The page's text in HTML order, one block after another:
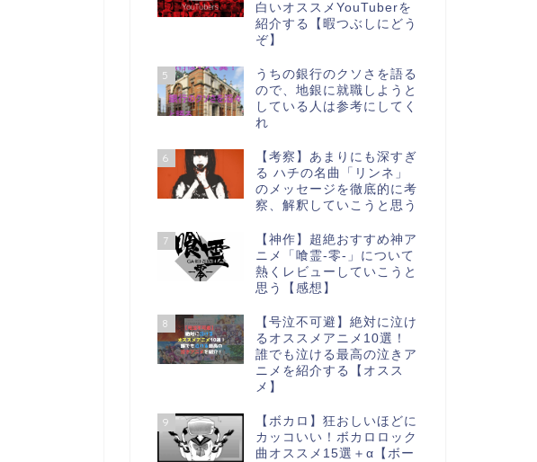
白いオススメYouTuberを
紹介する【暇つぶしにどう
ぞ】
5
うちの銀行のクソさを語る
ので、地銀に就職しようと
している人は参考にしてく
れ
6
【考察】あまりにも深すぎ
る ハチの名曲「リンネ」
のメッセージを徹底的に考
察、解釈していこうと思う
7
【神作】超絶おすすめ神ア
ニメ「喰霊-零-」について
熱くレビューしていこうと
思う【感想】
8
【号泣不可避】絶対に泣け
るオススメアニメ10選！
誰でも泣ける最高の泣きア
ニメを紹介する【オスス
メ】
9
【ボカロ】狂おしいほどに
カッコいい！ボカロロック
曲オススメ15選＋α【ボー